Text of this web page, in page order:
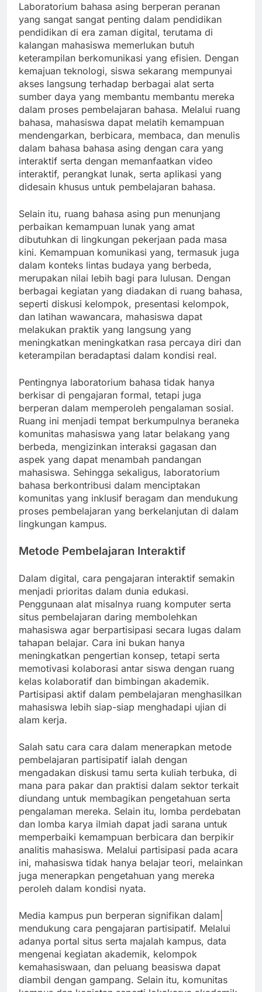
Laboratorium bahasa asing berperan peranan
yang sangat sangat penting dalam pendidikan
pendidikan di era zaman digital, terutama di
kalangan mahasiswa memerlukan butuh
keterampilan berkomunikasi yang efisien. Dengan
kemajuan teknologi, siswa sekarang mempunyai
akses langsung terhadap berbagai alat serta
sumber daya yang membantu membantu mereka
dalam proses pembelajaran bahasa. Melalui ruang
bahasa, mahasiswa dapat melatih kemampuan
mendengarkan, berbicara, membaca, dan menulis
dalam bahasa bahasa asing dengan cara yang
interaktif serta dengan memanfaatkan video
interaktif, perangkat lunak, serta aplikasi yang
didesain khusus untuk pembelajaran bahasa.
Selain itu, ruang bahasa asing pun menunjang
perbaikan kemampuan lunak yang amat
dibutuhkan di lingkungan pekerjaan pada masa
kini. Kemampuan komunikasi yang, termasuk juga
dalam konteks lintas budaya yang berbeda,
merupakan nilai lebih bagi para lulusan. Dengan
berbagai kegiatan yang diadakan di ruang bahasa,
seperti diskusi kelompok, presentasi kelompok,
dan latihan wawancara, mahasiswa dapat
melakukan praktik yang langsung yang
meningkatkan meningkatkan rasa percaya diri dan
keterampilan beradaptasi dalam kondisi real.
Pentingnya laboratorium bahasa tidak hanya
berkisar di pengajaran formal, tetapi juga
berperan dalam memperoleh pengalaman sosial.
Ruang ini menjadi tempat berkumpulnya beraneka
komunitas mahasiswa yang latar belakang yang
berbeda, mengizinkan interaksi gagasan dan
aspek yang dapat menambah pandangan
mahasiswa. Sehingga sekaligus, laboratorium
bahasa berkontribusi dalam menciptakan
komunitas yang inklusif beragam dan mendukung
proses pembelajaran yang berkelanjutan di dalam
lingkungan kampus.
Metode Pembelajaran Interaktif
Dalam digital, cara pengajaran interaktif semakin
menjadi prioritas dalam dunia edukasi.
Penggunaan alat misalnya ruang komputer serta
situs pembelajaran daring membolehkan
mahasiswa agar berpartisipasi secara lugas dalam
tahapan belajar. Cara ini bukan hanya
meningkatkan pengertian konsep, tetapi serta
memotivasi kolaborasi antar siswa dengan ruang
kelas kolaboratif dan bimbingan akademik.
Partisipasi aktif dalam pembelajaran menghasilkan
mahasiswa lebih siap-siap menghadapi ujian di
alam kerja.
Salah satu cara cara dalam menerapkan metode
pembelajaran partisipatif ialah dengan
mengadakan diskusi tamu serta kuliah terbuka, di
mana para pakar dan praktisi dalam sektor terkait
diundang untuk membagikan pengetahuan serta
pengalaman mereka. Selain itu, lomba perdebatan
dan lomba karya ilmiah dapat jadi sarana untuk
memperbaiki kemampuan berbicara dan berpikir
analitis mahasiswa. Melalui partisipasi pada acara
ini, mahasiswa tidak hanya belajar teori, melainkan
juga menerapkan pengetahuan yang mereka
peroleh dalam kondisi nyata.
Media kampus pun berperan signifikan dalam|
mendukung cara pengajaran partisipatif. Melalui
adanya portal situs serta majalah kampus, data
mengenai kegiatan akademik, kelompok
kemahasiswaan, dan peluang beasiswa dapat
diambil dengan gampang. Selain itu, komunitas